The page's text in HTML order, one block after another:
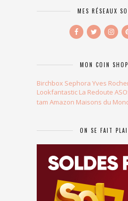
MES RÉSEAUX
MON COIN
Birchbox Sephora Yves
Lookfantastic La Redoute
tam Amazon Maisons du
ON SE FAIT